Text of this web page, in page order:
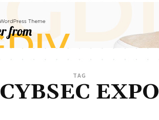
TAG
CYBSEC EXPO